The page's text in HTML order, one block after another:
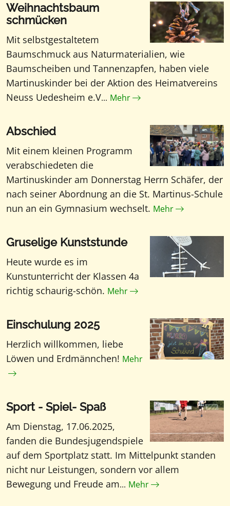
Weihnachtsbaum
schmücken
Mit selbstgestaltetem
Baumschmuck aus Naturmaterialien, wie
Baumscheiben und Tannenzapfen, haben viele
Martinuskinder bei der Aktion des Heimatvereins
Neuss Uedesheim e.V... Mehr
Abschied
Mit einem kleinen Programm
verabschiedeten die
Martinuskinder am Donnerstag Herrn Schäfer, der
nach seiner Abordnung an die St. Martinus-Schule
nun an ein Gymnasium wechselt. Mehr
Gruselige Kunststunde
Heute wurde es im
Kunstunterricht der Klassen 4a
richtig schaurig-schön. Mehr
Einschulung 2025
Herzlich willkommen, liebe
Löwen und Erdmännchen! Mehr
Sport - Spiel- Spaß
Am Dienstag, 17.06.2025,
fanden die Bundesjugendspiele
auf dem Sportplatz statt. Im Mittelpunkt standen
nicht nur Leistungen, sondern vor allem
Bewegung und Freude am... Mehr